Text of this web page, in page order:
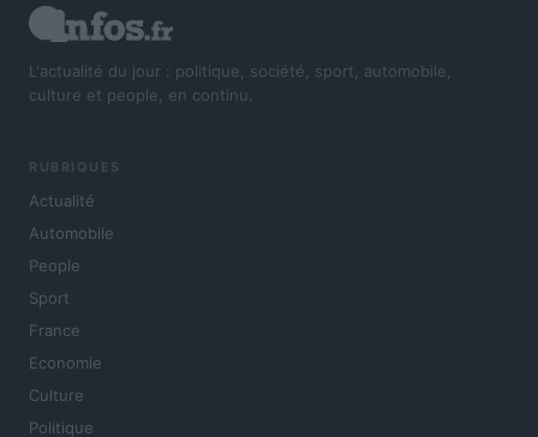
L'actualité du jour : politique, société, sport, automobile,
culture et people, en continu.
RUBRIQUES
Actualité
Automobile
People
Sport
France
Economie
Culture
Politique